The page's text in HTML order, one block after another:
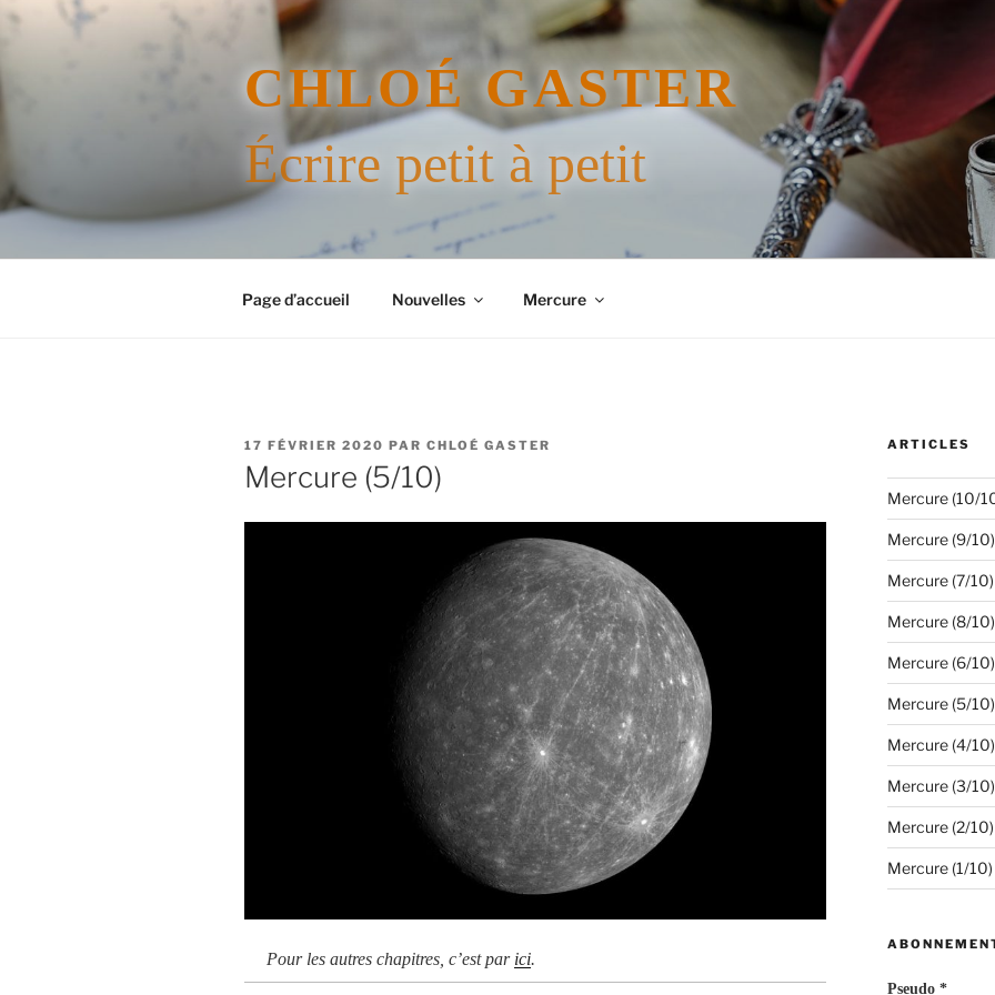
Aller
CHLOÉ GASTER
Écrire petit à petit
Page d’accueil Nouvelles Mercure
PUBLIÉ
LE
17 FÉVRIER 2020 PAR CHLOÉ GASTER
Mercure (5/10)
Pour les autres chapitres, c’est par ici.
ARTICLES
Mercure (10/
Mercure (9/10)
Mercure (7/10)
Mercure (8/10)
Mercure (6/10)
Mercure (5/10)
Mercure (4/10)
Mercure (3/10)
Mercure (2/10)
Mercure (1/10)
Pseudo *